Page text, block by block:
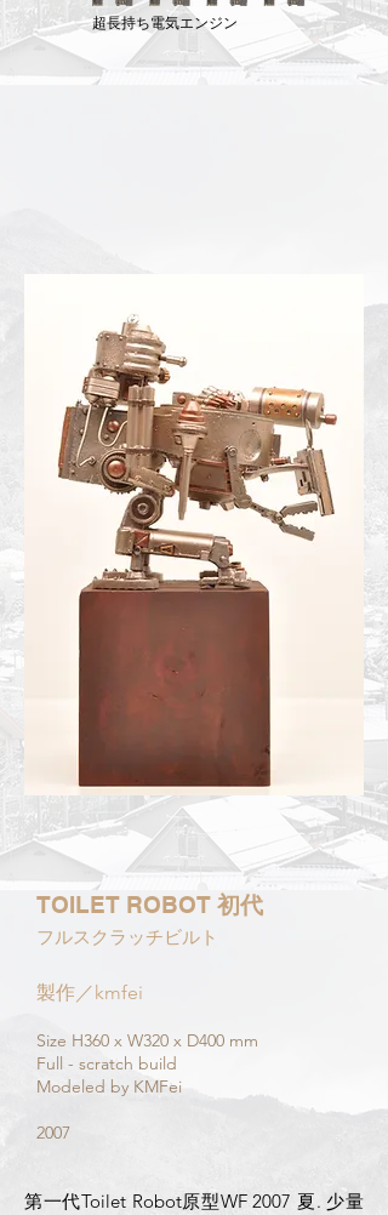
超長持ち電気エンジン
TOILET ROBOT 初代
フルスクラッチビルト
製作／kmfei
Size H360 x W320 x D400 mm
Full - scratch build​
Modeled by KMFei
2007
第一代Toilet Robot原型WF 2007 夏. 少量